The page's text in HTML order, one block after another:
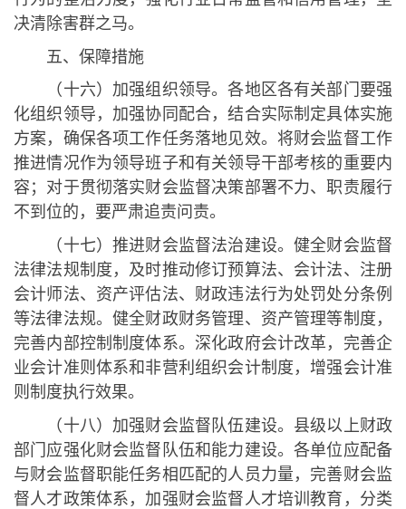
决清除害群之马。
五、保障措施
（十六）加强组织领导。各地区各有关部门要强
化组织领导，加强协同配合，结合实际制定具体实施
方案，确保各项工作任务落地见效。将财会监督工作
推进情况作为领导班子和有关领导干部考核的重要内
容；对于贯彻落实财会监督决策部署不力、职责履行
不到位的，要严肃追责问责。
（十七）推进财会监督法治建设。健全财会监督
法律法规制度，及时推动修订预算法、会计法、注册
会计师法、资产评估法、财政违法行为处罚处分条例
等法律法规。健全财政财务管理、资产管理等制度，
完善内部控制制度体系。深化政府会计改革，完善企
业会计准则体系和非营利组织会计制度，增强会计准
则制度执行效果。
（十八）加强财会监督队伍建设。县级以上财政
部门应强化财会监督队伍和能力建设。各单位应配备
与财会监督职能任务相匹配的人员力量，完善财会监
督人才政策体系，加强财会监督人才培训教育，分类